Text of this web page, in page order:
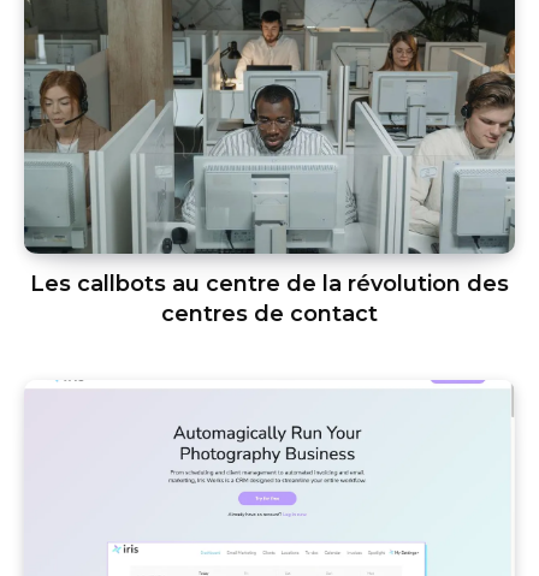
Les callbots au centre de la révolution des
centres de contact